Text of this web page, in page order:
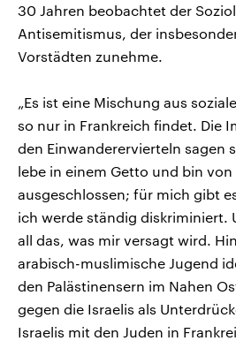
30 Jahren beobachtet der
Antisemitismus, der
Vorstädten zunehme.
„Es ist eine Mischung aus
so nur in Frankreich findet. Die
den Einwanderervierteln sagen
lebe in einem Getto und bin von
ausgeschlossen; für mich gibt
ich werde ständig diskriminiert.
all das, was mir versagt wird.
arabisch-muslimische Jugend
den Palästinensern im Nahen
gegen die Israelis als
Israelis mit den Juden in